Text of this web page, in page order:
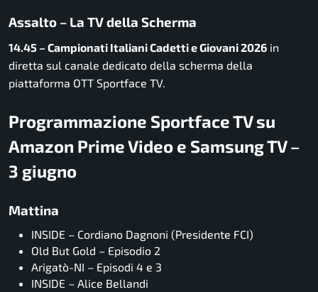
Assalto – La TV della Scherma
14.45 – Campionati Italiani Cadetti e Giovani 2026 in
diretta sul canale dedicato della scherma della
piattaforma OTT Sportface TV.
Programmazione Sportface TV su
Amazon Prime Video e Samsung TV –
3 giugno
Mattina
INSIDE – Cordiano Dagnoni (Presidente FCI)
Old But Gold – Episodio 2
Arigatò-NI – Episodi 4 e 3
INSIDE – Alice Bellandi